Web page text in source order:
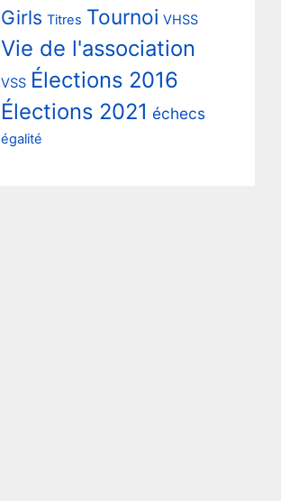
Girls Titres Tournoi VHSS
Vie de l'association
VSS Élections 2016
Élections 2021 échecs
égalité